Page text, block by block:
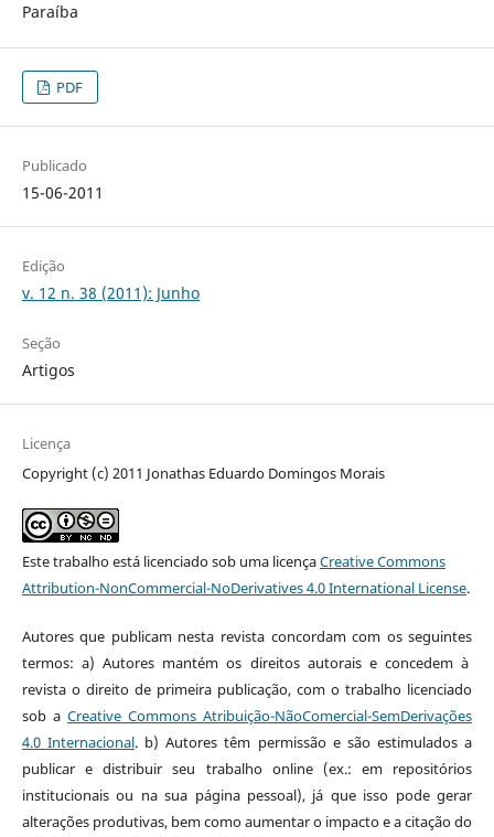
Paraíba
PDF
Publicado
15-06-2011
Edição
v. 12 n. 38 (2011): Junho
Seção
Artigos
Licença
Copyright (c) 2011 Jonathas Eduardo Domingos Morais
Este trabalho está licenciado sob uma licençaCreative Commons
Attribution-NonCommercial-NoDerivatives 4.0 International License.
Autores que publicam nesta revista concordam com os seguintes
termos: a) Autores mantém os direitos autorais e concedem à
revista o direito de primeira publicação, com o trabalho licenciado
sob a Creative Commons Atribuição-NãoComercial-SemDerivações
4.0 Internacional. b) Autores têm permissão e são estimulados a
publicar e distribuir seu trabalho online (ex.: em repositórios
institucionais ou na sua página pessoal), já que isso pode gerar
alterações produtivas, bem como aumentar o impacto e a citação do